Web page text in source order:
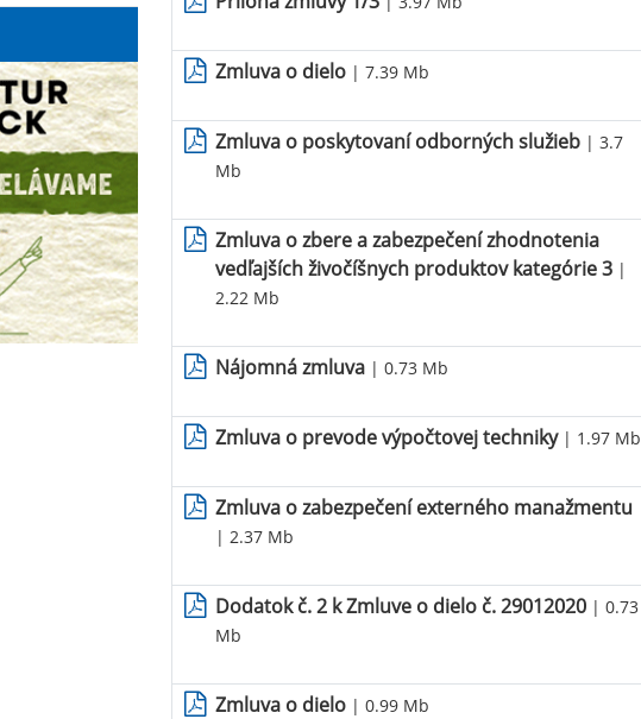
Zmluva o dielo | 7.39 Mb
Zmluva o poskytovaní odborných služieb | 3.7
Mb
Zmluva o zbere a zabezpečení zhodnotenia
vedľajších živočíšnych produktov kategórie 3 |
2.22 Mb
Nájomná zmluva | 0.73 Mb
Zmluva o prevode výpočtovej techniky| 1.97 Mb
Zmluva o zabezpečení externého manažmentu
| 2.37 Mb
Dodatok č. 2 k Zmluve o dielo č. 29012020 | 0.73
Mb
Zmluva o dielo | 0.99 Mb